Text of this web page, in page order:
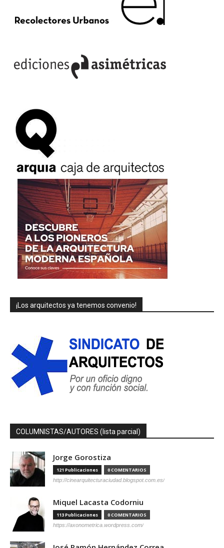
¡Los arquitectos ya tenemos convenio!
COLUMNISTAS/AUTORES (lista parcial)
Jorge Gorostiza
121 Publicaciones 0 COMENTARIOS
http://cinearquitecturaciudad.blogspot.com.es/
Miquel Lacasta Codorniu
113 Publicaciones 0 COMENTARIOS
https://axonometrica.wordpress.com/